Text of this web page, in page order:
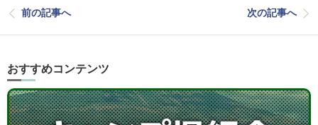
前の記事へ 次の記事へ
おすすめコンテンツ